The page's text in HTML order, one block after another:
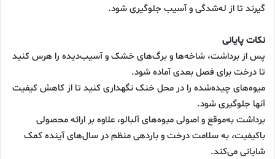
گیرند تا از له‌شدگی و آسیب جلوگیری شود.
نکات پایانی
پس از برداشت، شاخه‌ها و برگ‌های خشک و آسیب‌دیده را هرس کنید
تا درخت برای فصل بعدی آماده شود.
میوه‌های چیده‌شده را در محل خنک نگهداری کنید تا از کاهش کیفیت
آنها جلوگیری شود.
برداشت به‌موقع و اصولی میوه‌های آلبالو، علاوه بر ارائه محصولی
باکیفیت، به سلامت درخت و باردهی منظم در سال‌های آینده کمک
شایانی می‌کند.